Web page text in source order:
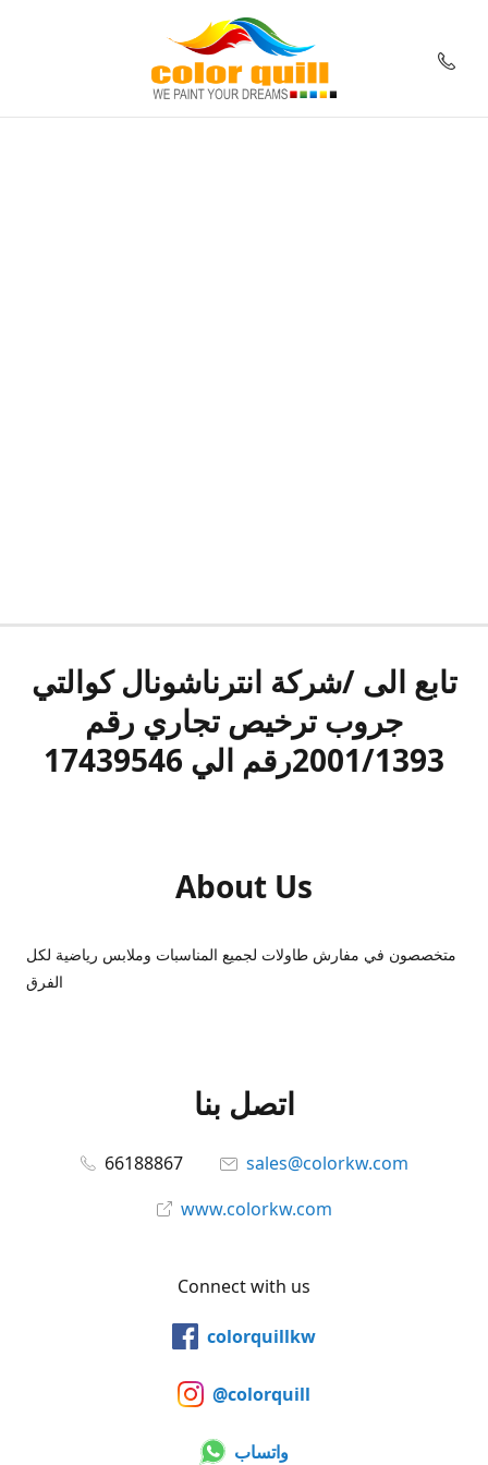
تابع الى /شركة انترناشونال كوالتي
جروب ترخيص تجاري رقم
2001/1393رقم الي 17439546
About Us
متخصصون في مفارش طاولات لجميع المناسبات وملابس رياضية لكل
الفرق
اتصل بنا
66188867
sales@colorkw.com
www.colorkw.com
Connect with us
colorquillkw
@colorquill
واتساب